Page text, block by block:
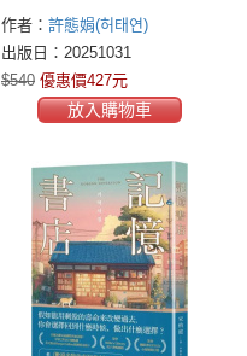
第11屆魂火文學獎得主許
態娟全新長篇小說，引領
讀者前往濟州島
作者： 許態娟(허태연)
出版日：20251031
$540 優惠價427元
放入購物車